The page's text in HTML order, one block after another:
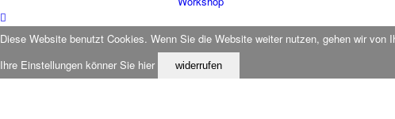
Diese Website benutzt Cookies. Wenn Sie die Website weiter nutzen, gehen wir von
Ihre Einstellungen könner Sie hier widerrufen